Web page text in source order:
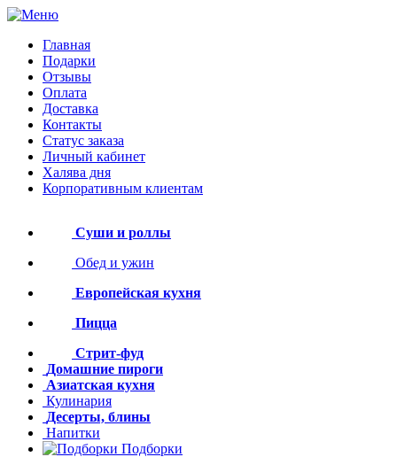
Главная
Подарки
Отзывы
Оплата
Доставка
Контакты
Статус заказа
Личный кабинет
Халява дня
Корпоративным клиентам
Суши и роллы
Обед и ужин
Европейская кухня
Пицца
Стрит-фуд
Домашние пироги
Азиатская кухня
Кулинария
Десерты, блины
Напитки
Подборки